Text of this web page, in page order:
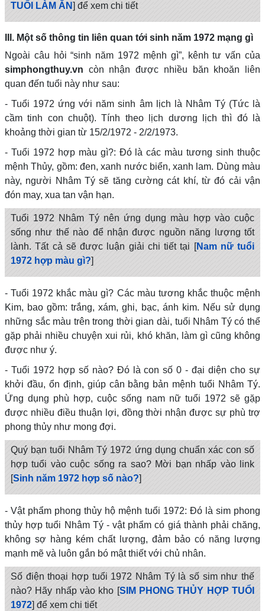
TUỔI LÀM ĂN] để xem chi tiết
III. Một số thông tin liên quan tới sinh năm 1972 mạng gì
Ngoài câu hỏi “sinh năm 1972 mệnh gì”, kênh tư vấn của
simphongthuy.vn còn nhận được nhiều băn khoăn liên
quan đến tuổi này như sau:
- Tuổi 1972 ứng với năm sinh âm lịch là Nhâm Tý (Tức là
cầm tinh con chuột). Tính theo lịch dương lịch thì đó là
khoảng thời gian từ 15/2/1972 - 2/2/1973.
- Tuổi 1972 hợp màu gì?: Đó là các màu tương sinh thuộc
mệnh Thủy, gồm: đen, xanh nước biển, xanh lam. Dùng màu
này, người Nhâm Tý sẽ tăng cường cát khí, từ đó cải vận
đón may, xua tan vận hạn.
Tuổi 1972 Nhâm Tý nên ứng dụng màu hợp vào cuộc
sống như thế nào để nhận được nguồn năng lượng tốt
lành. Tất cả sẽ được luận giải chi tiết tại [Nam nữ tuổi
1972 hợp màu gì?]
- Tuổi 1972 khắc màu gì? Các màu tương khắc thuộc mệnh
Kim, bao gồm: trắng, xám, ghi, bạc, ánh kim. Nếu sử dụng
những sắc màu trên trong thời gian dài, tuổi Nhâm Tý có thể
gặp phải nhiều chuyện xui rủi, khó khăn, làm gì cũng không
được như ý.
- Tuổi 1972 hợp số nào? Đó là con số 0 - đại diện cho sự
khởi đầu, ổn định, giúp cân bằng bản mệnh tuổi Nhâm Tý.
Ứng dụng phù hợp, cuộc sống nam nữ tuổi 1972 sẽ gặp
được nhiều điều thuận lợi, đồng thời nhận được sự phù trợ
phong thủy như mong đợi.
Quý bạn tuổi Nhâm Tý 1972 ứng dụng chuẩn xác con số
hợp tuổi vào cuộc sống ra sao? Mời bạn nhấp vào link
[Sinh năm 1972 hợp số nào?]
- Vật phẩm phong thủy hộ mệnh tuổi 1972: Đó là sim phong
thủy hợp tuổi Nhâm Tý - vật phẩm có giá thành phải chăng,
không sợ hàng kém chất lượng, đảm bảo có năng lượng
mạnh mẽ và luôn gắn bó mật thiết với chủ nhân.
Số điện thoại hợp tuổi 1972 Nhâm Tý là số sim như thế
nào? Hãy nhấp vào kho [SIM PHONG THỦY HỢP TUỔI
1972] để xem chi tiết